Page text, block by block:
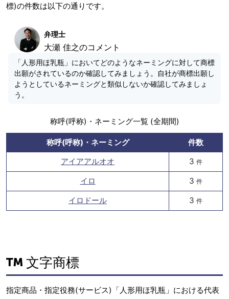
標)の件数は以下の通りです。
弁理士
大瀬 佳之のコメント
「人形用ほ乳瓶」においてどのようなネーミングに対して商標
出願がされているのか確認してみましょう。自社が商標出願し
ようとしているネーミングと類似しないか確認してみましょ
う。
称呼(呼称)・ネーミング一覧 (全期間)
称呼(呼称)・ネーミング
件数
アイアアルオオ
3 件
イロ 3 件
イロドール 3 件
文字商標
指定商品・指定役務(サービス)「人形用ほ乳瓶」における代表